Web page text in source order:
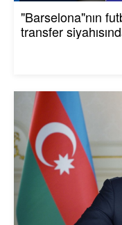
"Barselona"nın
transfer